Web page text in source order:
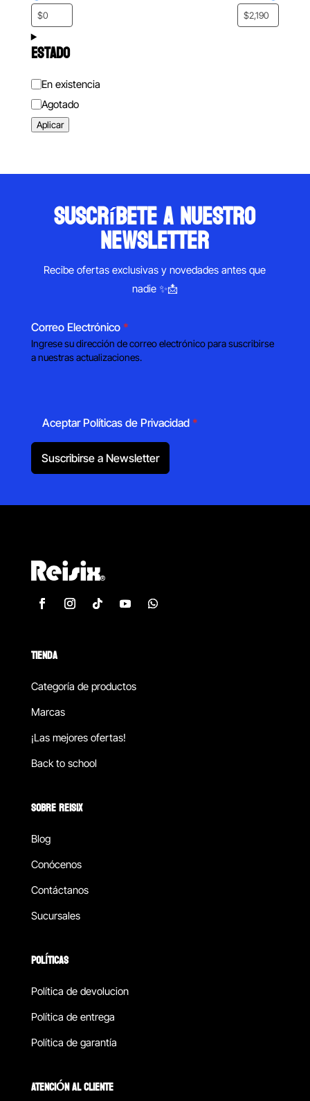
ESTADO
Estado
En existencia
Agotado
Aplicar
suscríbete a nuestro
newsletter
Recibe ofertas exclusivas y novedades antes que
nadie ✨📩
Correo Electrónico *
Ingrese su dirección de correo electrónico para suscribirse
a nuestras actualizaciones.
Aceptar Políticas de Privacidad *
Suscribirse a Newsletter
TIENDA
Categoría de productos
Marcas
¡Las mejores ofertas!
Back to school
SOBRE REISIX
Blog
Conócenos
Contáctanos
Sucursales
POLÍTICAS
Política de devolucion
Política de entrega
Política de garantía
ATENCIÓN AL CLIENTE